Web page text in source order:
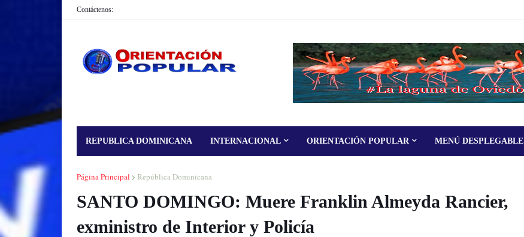
Contáctenos:
REPUBLICA DOMINICANA INTERNACIONAL ORIENTACIÓN POPULAR MENÚ DESPLEGABLE
Página Principal República Dominicana
SANTO DOMINGO: Muere Franklin Almeyda Rancier,
exministro de Interior y Policía